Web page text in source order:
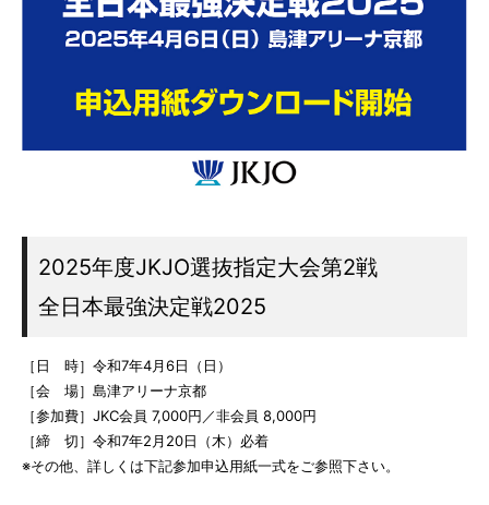
2025年度JKJO選抜指定大会第2戦
全日本最強決定戦2025
［日 時］令和7年4月6日（日）
［会 場］島津アリーナ京都
［参加費］JKC会員 7,000円／非会員 8,000円
［締 切］令和7年2月20日（木）必着
※その他、詳しくは下記参加申込用紙一式をご参照下さい。